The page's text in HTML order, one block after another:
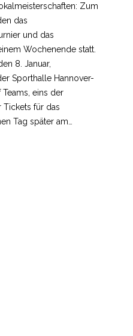
Zum
das
und das
Wochenende statt.
8. Januar,
Sporthalle Hannover-
eins der
Tickets für das
Tag später am…